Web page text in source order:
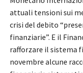
attuali tensioni sui
crisi del debito
finanziarie”. E il
rafforzare il sistema
novembre alcune